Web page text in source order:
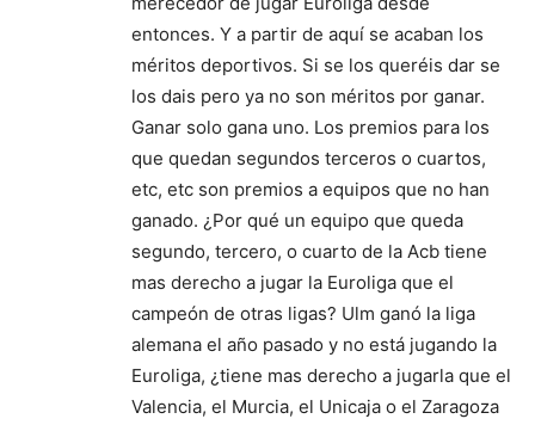
entonces. Y a partir de aquí se acaban los
méritos deportivos. Si se los queréis dar se
los dais pero ya no son méritos por ganar.
Ganar solo gana uno. Los premios para los
que quedan segundos terceros o cuartos,
etc, etc son premios a equipos que no han
ganado. ¿Por qué un equipo que queda
segundo, tercero, o cuarto de la Acb tiene
mas derecho a jugar la Euroliga que el
campeón de otras ligas? Ulm ganó la liga
alemana el año pasado y no está jugando la
Euroliga, ¿tiene mas derecho a jugarla que el
Valencia, el Murcia, el Unicaja o el Zaragoza